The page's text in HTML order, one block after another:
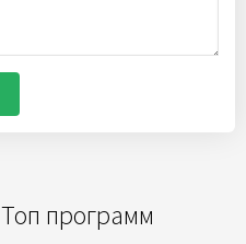
Топ программ